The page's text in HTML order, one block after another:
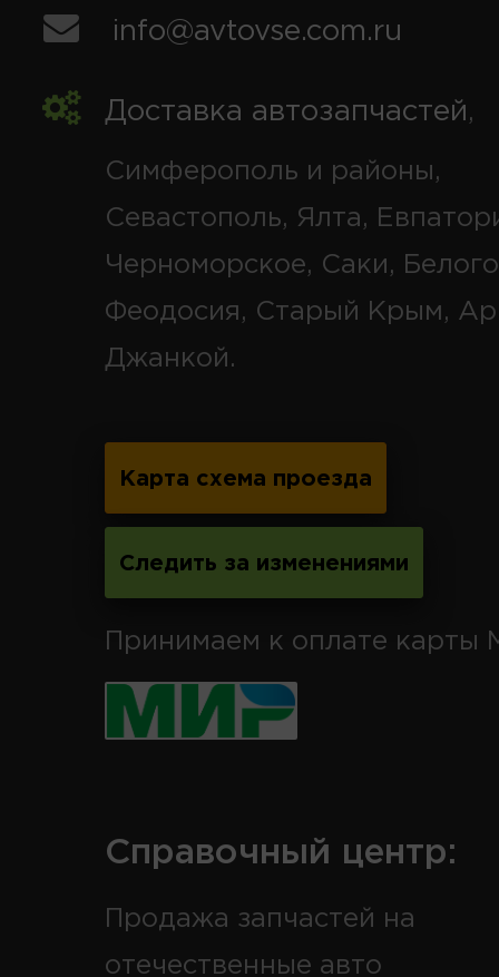
info@avtovse.com.ru
Доставка автозапчастей,
Симферополь и районы,
Севастополь, Ялта,
Черноморское, Саки,
Феодосия, Старый Крым,
Джанкой.
Карта схема проезда
Следить за изменениями
Принимаем к оплате карты
Справочный центр:
Продажа запчастей на
отечественные авто